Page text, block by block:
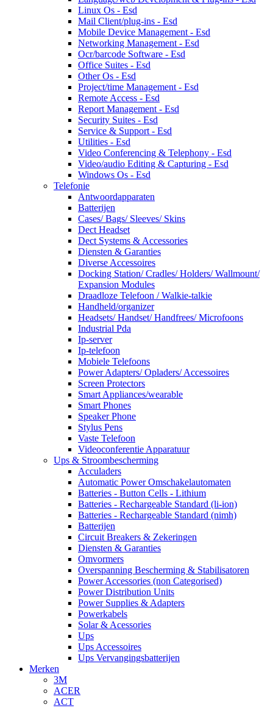
Linux Os - Esd
Mail Client/plug-ins - Esd
Mobile Device Management - Esd
Networking Management - Esd
Ocr/barcode Software - Esd
Office Suites - Esd
Other Os - Esd
Project/time Management - Esd
Remote Access - Esd
Report Management - Esd
Security Suites - Esd
Service & Support - Esd
Utilities - Esd
Video Conferencing & Telephony - Esd
Video/audio Editing & Capturing - Esd
Windows Os - Esd
Telefonie
Antwoordapparaten
Batterijen
Cases/ Bags/ Sleeves/ Skins
Dect Headset
Dect Systems & Accessories
Diensten & Garanties
Diverse Accessoires
Docking Station/ Cradles/ Holders/ Wallmount/
Expansion Modules
Draadloze Telefoon / Walkie-talkie
Handheld/organizer
Headsets/ Handset/ Handfrees/ Microfoons
Industrial Pda
Ip-server
Ip-telefoon
Mobiele Telefoons
Power Adapters/ Opladers/ Accessoires
Screen Protectors
Smart Appliances/wearable
Smart Phones
Speaker Phone
Stylus Pens
Vaste Telefoon
Videoconferentie Apparatuur
Ups & Stroombescherming
Acculaders
Automatic Power Omschakelautomaten
Batteries - Button Cells - Lithium
Batteries - Rechargeable Standard (li-ion)
Batteries - Rechargeable Standard (nimh)
Batterijen
Circuit Breakers & Zekeringen
Diensten & Garanties
Omvormers
Overspanning Bescherming & Stabilisatoren
Power Accessories (non Categorised)
Power Distribution Units
Power Supplies & Adapters
Powerkabels
Solar & Acessories
Ups
Ups Accessoires
Ups Vervangingsbatterijen
Merken
3M
ACER
ACT